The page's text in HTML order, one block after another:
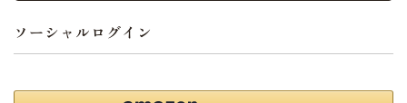
ソーシャルログイン